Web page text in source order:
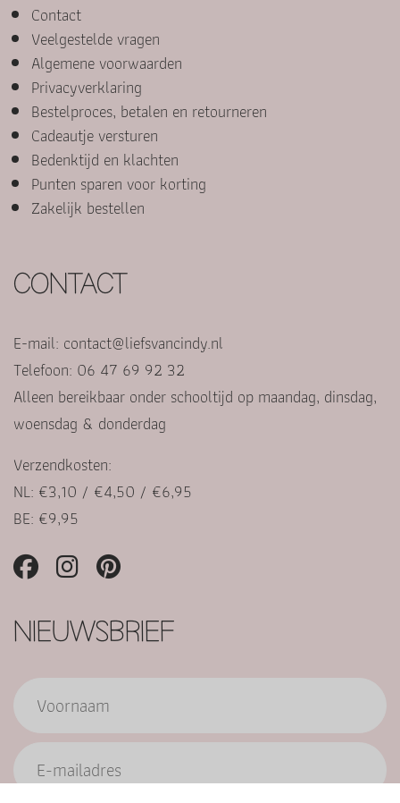
Contact
Veelgestelde vragen
Algemene voorwaarden
Privacyverklaring
Bestelproces, betalen en retourneren
Cadeautje versturen
Bedenktijd en klachten
Punten sparen voor korting
Zakelijk bestellen
CONTACT
E-mail: contact@liefsvancindy.nl
Telefoon: 06 47 69 92 32
Alleen bereikbaar onder schooltijd op maandag, dinsdag,
woensdag & donderdag
Verzendkosten:
NL: €3,10 / €4,50 / €6,95
BE: €9,95
NIEUWSBRIEF